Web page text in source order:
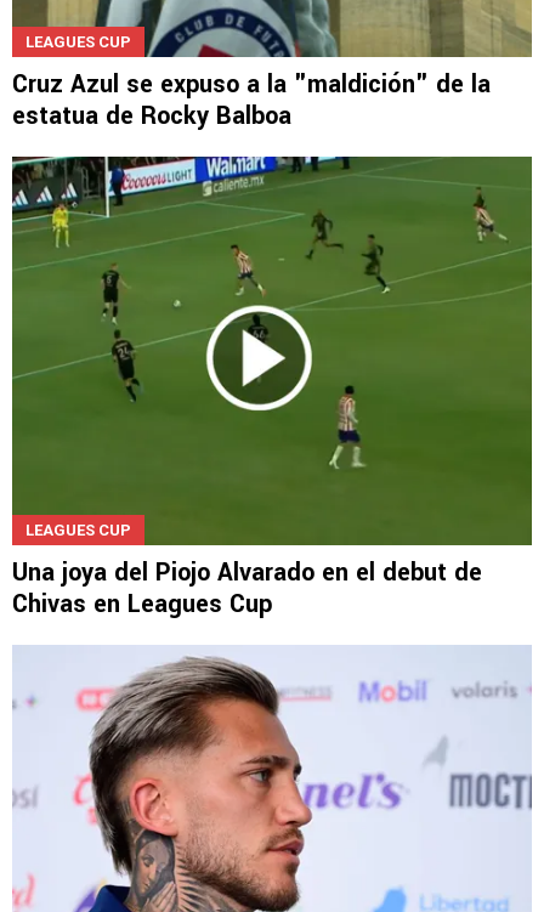
LEAGUES CUP
Cruz Azul se expuso a la "maldición" de la
estatua de Rocky Balboa
LEAGUES CUP
Una joya del Piojo Alvarado en el debut de
Chivas en Leagues Cup